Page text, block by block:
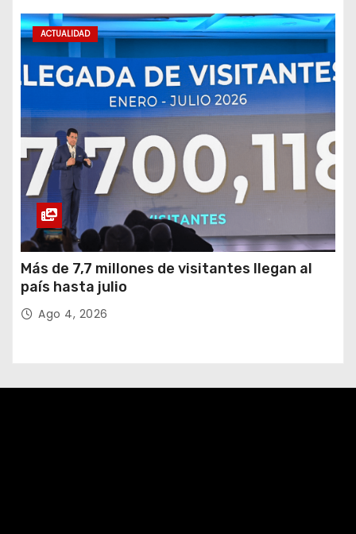
ACTUALIDAD
Más de 7,7 millones de visitantes llegan al
país hasta julio
Ago 4, 2026